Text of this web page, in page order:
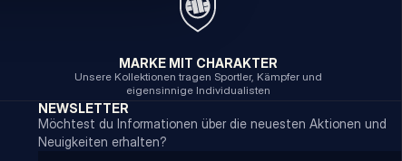
MARKE MIT CHARAKTER
Unsere Kollektionen tragen Sportler, Kämpfer und
eigensinnige Individualisten
NEWSLETTER
Möchtest du Informationen über die neuesten Aktionen und
Neuigkeiten erhalten?